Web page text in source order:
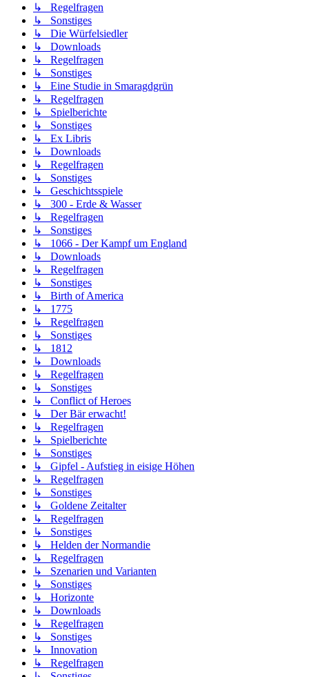
↳ Regelfragen
↳ Sonstiges
↳ Die Würfelsiedler
↳ Downloads
↳ Regelfragen
↳ Sonstiges
↳ Eine Studie in Smaragdgrün
↳ Regelfragen
↳ Spielberichte
↳ Sonstiges
↳ Ex Libris
↳ Downloads
↳ Regelfragen
↳ Sonstiges
↳ Geschichtsspiele
↳ 300 - Erde & Wasser
↳ Regelfragen
↳ Sonstiges
↳ 1066 - Der Kampf um England
↳ Downloads
↳ Regelfragen
↳ Sonstiges
↳ Birth of America
↳ 1775
↳ Regelfragen
↳ Sonstiges
↳ 1812
↳ Downloads
↳ Regelfragen
↳ Sonstiges
↳ Conflict of Heroes
↳ Der Bär erwacht!
↳ Regelfragen
↳ Spielberichte
↳ Sonstiges
↳ Gipfel - Aufstieg in eisige Höhen
↳ Regelfragen
↳ Sonstiges
↳ Goldene Zeitalter
↳ Regelfragen
↳ Sonstiges
↳ Helden der Normandie
↳ Regelfragen
↳ Szenarien und Varianten
↳ Sonstiges
↳ Horizonte
↳ Downloads
↳ Regelfragen
↳ Sonstiges
↳ Innovation
↳ Regelfragen